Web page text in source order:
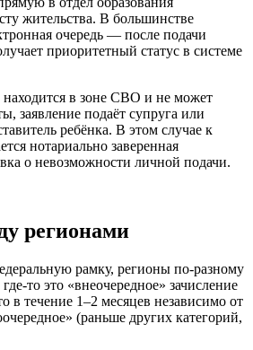
жительства. В большинстве
очередь — после подачи
приоритетный статус в системе
в зоне СВО и не может
заявление подаёт супруга или
ребёнка. В этом случае к
нотариально заверенная
о невозможности личной подачи.
регионами
рамку, регионы по-разному
то это «внеочередное» зачисление
в течение 1–2 месяцев независимо от
(раньше других категорий,